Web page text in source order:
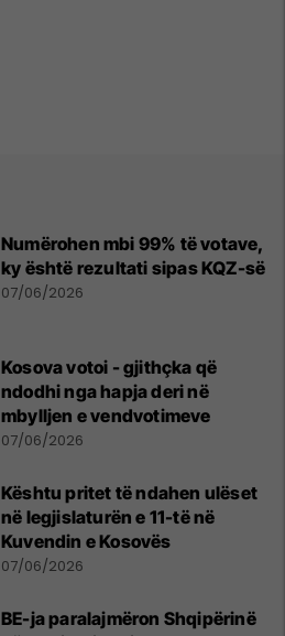
Numërohen mbi 99% të votave,
ky është rezultati sipas KQZ-së
07/06/2026
Kosova votoi - gjithçka që
ndodhi nga hapja deri në
mbylljen e vendvotimeve
07/06/2026
Kështu pritet të ndahen ulëset
në legjislaturën e 11-të në
Kuvendin e Kosovës
07/06/2026
BE-ja paralajmëron Shqipërinë